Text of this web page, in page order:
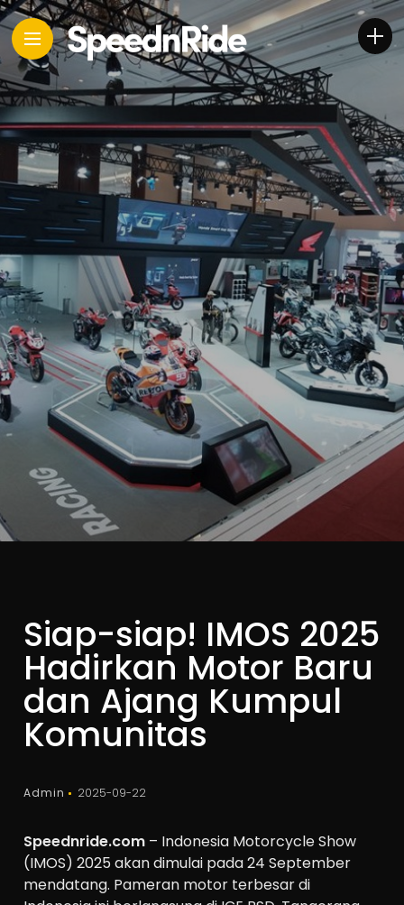
Siap-siap! IMOS 2025
Hadirkan Motor Baru
dan Ajang Kumpul
Komunitas
Admin 2025-09-22
Speednride.com – Indonesia Motorcycle Show
(IMOS) 2025 akan dimulai pada 24 September
mendatang. Pameran motor terbesar di